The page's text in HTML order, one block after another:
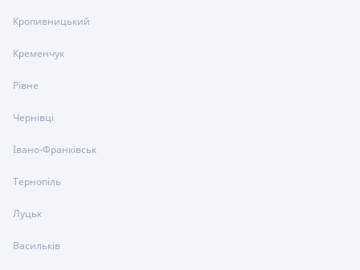
Кропивницький
Кременчук
Рівне
Чернівці
Івано-Франківськ
Тернопіль
Луцьк
Васильків